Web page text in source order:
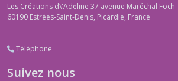
Les Créations d\'Adeline 37 avenue Maréchal Foch
60190 Estrées-Saint-Denis, Picardie, France
Téléphone
Suivez nous